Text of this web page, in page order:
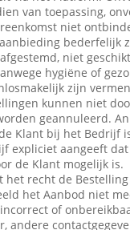
van toepassing,
niet
bederfelijk
niet
hygiëne of
zijn
kunnen niet
geannuleerd.
Klant bij het Bedrijf
expliciet aangeeft
de Klant mogelijk is.
het recht de
het Aanbod niet
of
andere